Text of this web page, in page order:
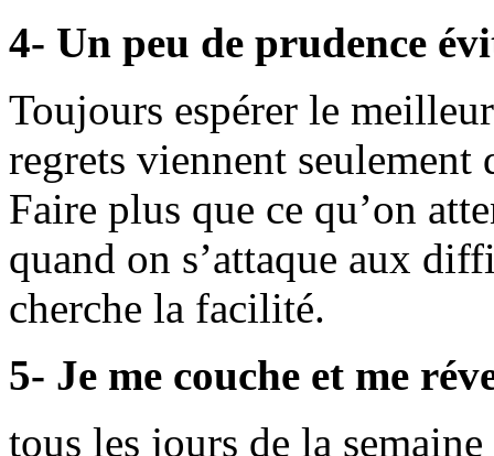
4- Un peu de prudence
Toujours espérer le
regrets viennent
Faire plus que ce qu’on
quand on s’attaque aux
cherche la facilité.
5- Je me couche et me
tous les jours de la